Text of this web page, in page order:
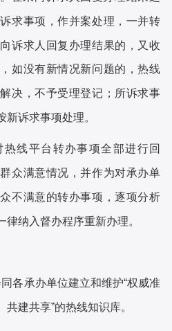
求事项，作并案处理，一并转
诉求人回复办理结果的，又收
如没有新情况新问题的，热线
决，不予受理登记；所诉求事
诉求事项处理。
热线平台转办事项全部进行回
众满意情况，并作为对承办单
不满意的转办事项，逐项分析
纳入督办程序重新办理。
各承办单位建立和维护“权威准
建共享”的热线知识库。